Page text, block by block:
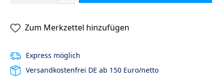
Zum Merkzettel hinzufügen
Express möglich
Versandkostenfrei DE ab 150 Euro/netto